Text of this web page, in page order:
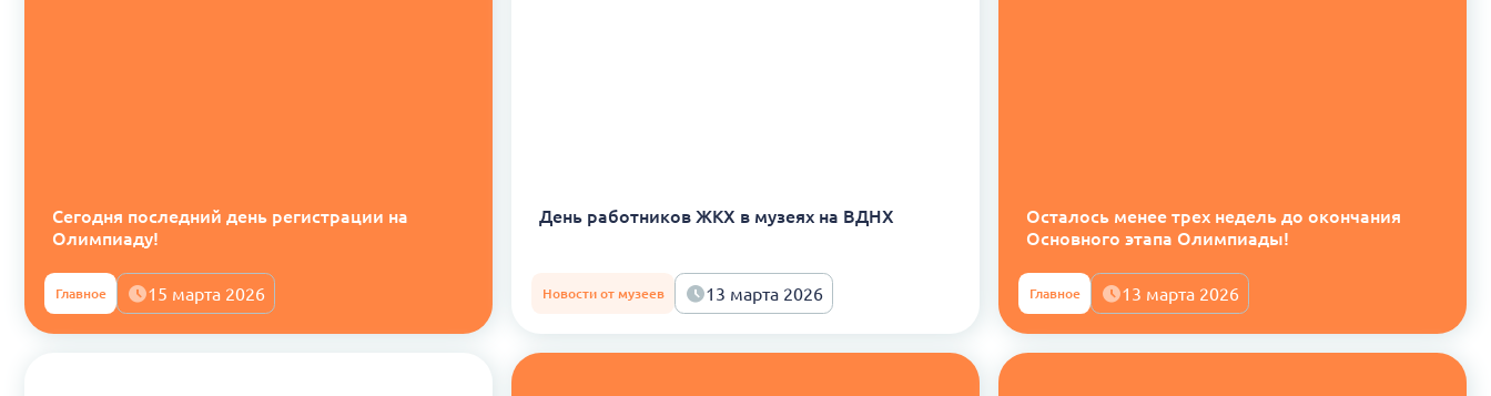
Сегодня последний день регистрации на
Олимпиаду!
Главное 15 марта 2026
День работников ЖКХ в музеях на ВДНХ
Новости от музеев 13 марта 2026
Осталось менее трех недель до окончания
Основного этапа Олимпиады!
Главное 13 марта 2026